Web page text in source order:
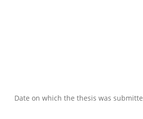
Date on which the thesis was